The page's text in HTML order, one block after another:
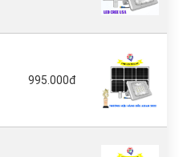
995.000đ